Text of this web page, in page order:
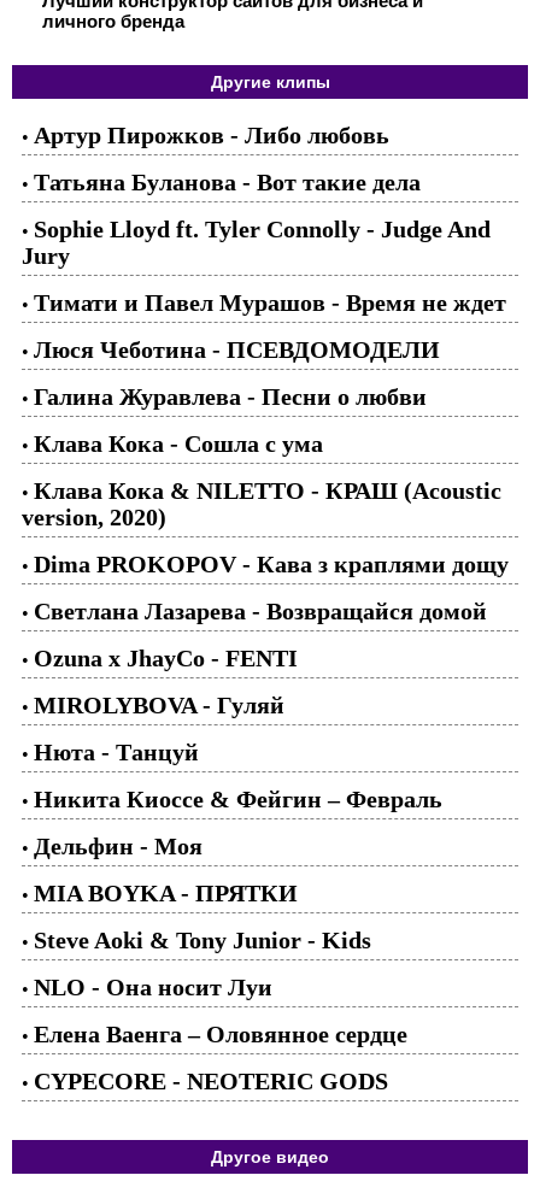
личного бренда
Другие клипы
• Артур Пирожков - Либо любовь
• Татьяна Буланова - Вот такие дела
• Sophie Lloyd ft. Tyler Connolly - Judge And
Jury
• Тимати и Павел Мурашoв - Время не ждет
• Люся Чеботина - ПСЕВДОМОДЕЛИ
• Галина Журавлева - Песни о любви
• Клава Кока - Сошла с ума
• Клава Кока & NILETTO - КРАШ (Acoustic
version, 2020)
• Dima PROKOPOV - Кава з краплями дощу
• Светлана Лазарева - Возвращайся домой
• Ozuna x JhayCo - FENTI
• MIROLYBOVA - Гуляй
• Нюта - Танцуй
• Никита Киоссе & Фейгин – Февраль
• Дельфин - Моя
• MIA BOYKA - ПРЯТКИ
• Steve Aoki & Tony Junior - Kids
• NLO - Она носит Луи
• Елена Ваенга – Оловянное сердце
• CYPECORE - NEOTERIC GODS
Другое видео